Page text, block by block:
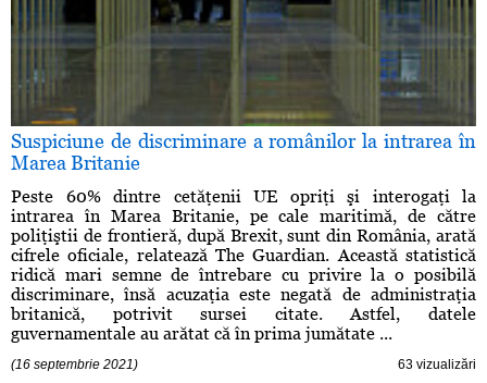
Suspiciune de discriminare a românilor la intrarea în
Marea Britanie
Peste 60% dintre cetăţenii UE opriţi şi interogaţi la
intrarea în Marea Britanie, pe cale maritimă, de către
poliţiştii de frontieră, după Brexit, sunt din România, arată
cifrele oficiale, relatează The Guardian. Această statistică
ridică mari semne de întrebare cu privire la o posibilă
discriminare, însă acuzaţia este negată de administraţia
britanică, potrivit sursei citate. Astfel, datele
guvernamentale au arătat că în prima jumătate ...
(16 septembrie 2021) 63 vizualizări